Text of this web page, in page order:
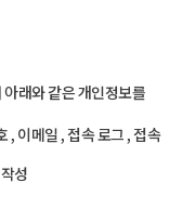
래와 같은 개인정보를
, 이메일 , 접속 로그 , 접속
성